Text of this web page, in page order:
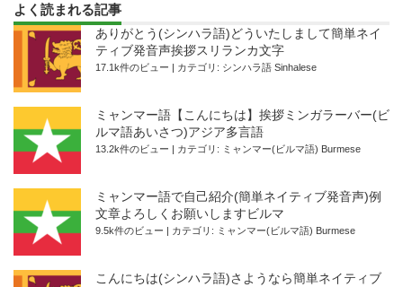
よく読まれる記事
ありがとう(シンハラ語)どういたしまして簡単ネイ
ティブ発音声挨拶スリランカ文字
17.1k件のビュー カテゴリ: シンハラ語 Sinhalese
ミャンマー語【こんにちは】挨拶ミンガラーバー(ビ
ルマ語あいさつ)アジア多言語
13.2k件のビュー カテゴリ: ミャンマー(ビルマ語) Burmese
ミャンマー語で自己紹介(簡単ネイティブ発音声)例
文章よろしくお願いしますビルマ
9.5k件のビュー カテゴリ: ミャンマー(ビルマ語) Burmese
こんにちは(シンハラ語)さようなら簡単ネイティブ